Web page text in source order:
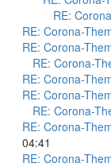
RE:
RE: Corona-
RE: Corona-
RE: Corona-
RE: Corona-
RE: Corona-
RE: Corona-
RE: Corona-
04:41
RE: Corona-